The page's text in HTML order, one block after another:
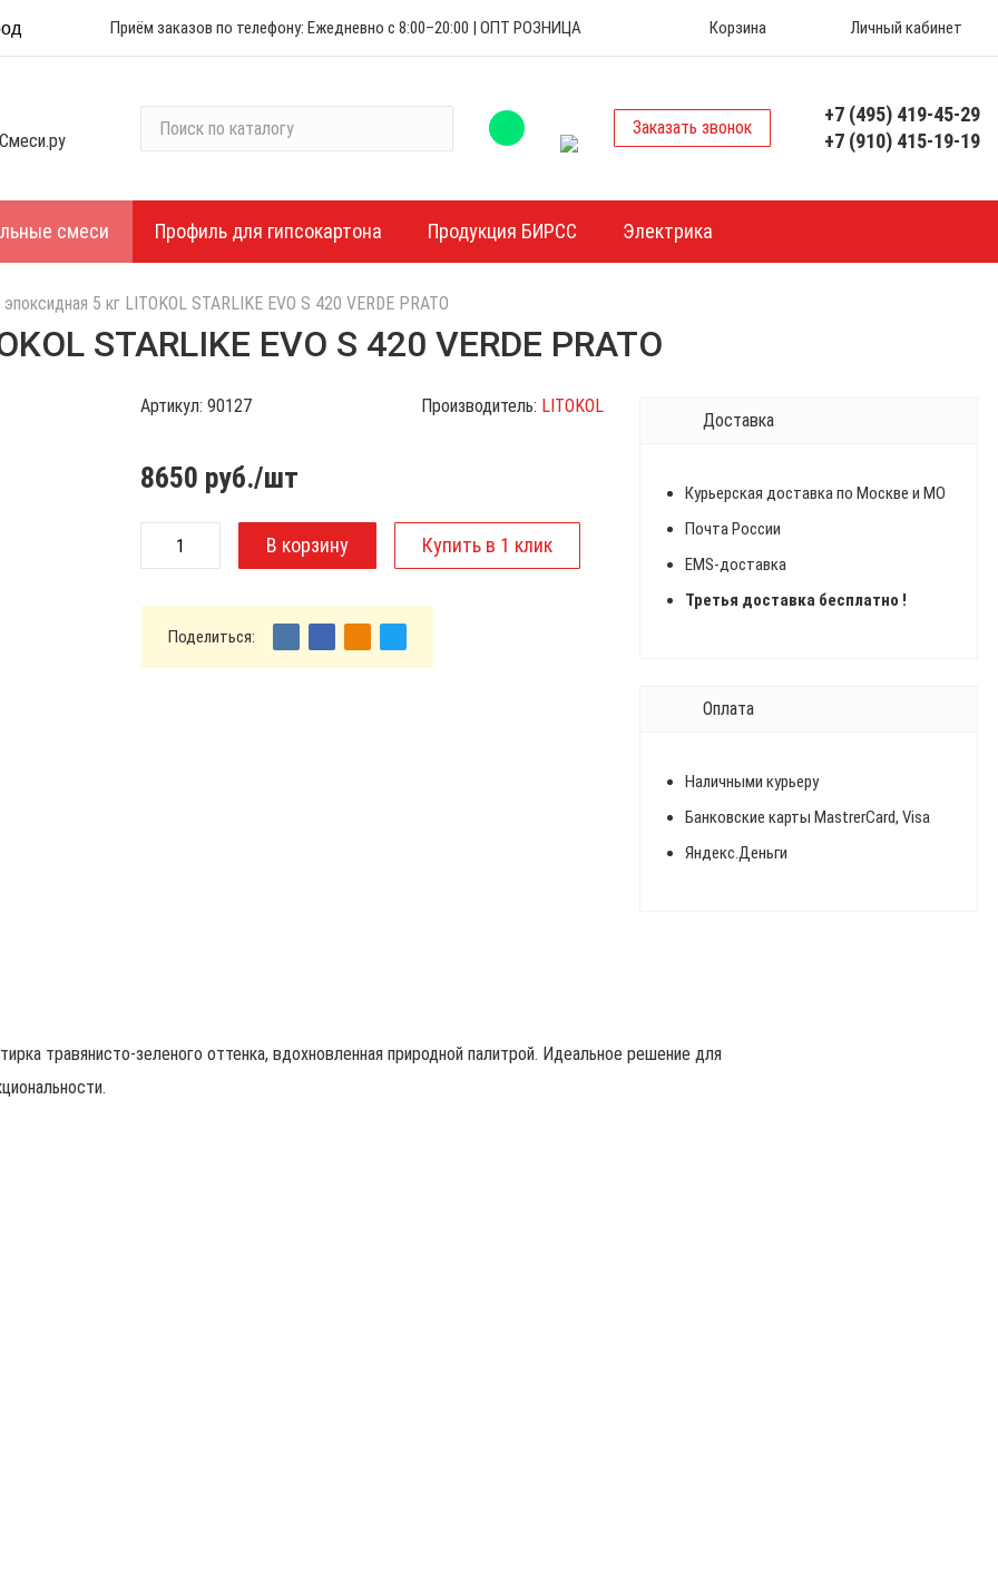
Приём заказов по телефону: Ежедневно с 8:00–20:00 | ОПТ РОЗНИЦА Корзина Личный кабинет
с
к
а
т
л
г
у
Заказать звонок
+7 (495) 419-45-29
+7 (910) 415-19-19
смеси Профиль для гипсокартона Продукция БИРСС Электрика
5 кг LITOKOL STARLIKE EVO S 420 VERDE PRATO
STARLIKE EVO S 420 VERDE PRATO
Артикул: 90127 Производитель: LITOKOL
8650 руб./шт
Поделиться:
Доставка
Курьерская доставка по Москве и МО
Почта России
EMS-доставка
Третья доставка бесплатно !
Оплата
Наличными курьеру
Банковские карты MastrerCard, Visa
Яндекс.Деньги
травянисто-зеленого оттенка, вдохновленная природной палитрой. Идеальное решение для